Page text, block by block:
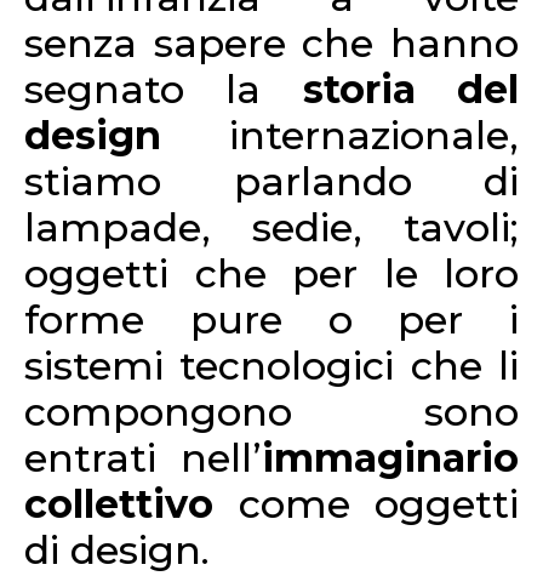
senza sapere che hanno
segnato la storia del
design internazionale,
stiamo parlando di
lampade, sedie, tavoli;
oggetti che per le loro
forme pure o per i
sistemi tecnologici che li
compongono sono
entrati nell’immaginario
collettivo come oggetti
di design.